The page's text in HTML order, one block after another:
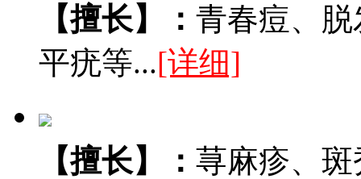
【擅长】： 青春痘、
平疣等...[详细]
【擅长】： 荨麻疹、